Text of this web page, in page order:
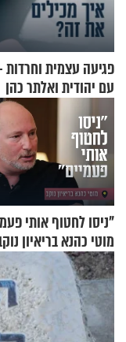
פגיעה עצמית וחרדות
עם יהודית ואלתר כהן
"ניסו לחטוף אותי
מוטי כהנא בריאיון